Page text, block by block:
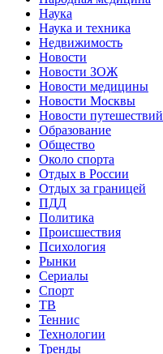
Наука
Наука и техника
Недвижимость
Новости
Новости ЗОЖ
Новости медицины
Новости Москвы
Новости путешествий
Образование
Общество
Около спорта
Отдых в России
Отдых за границей
ПДД
Политика
Происшествия
Психология
Рынки
Сериалы
Спорт
ТВ
Теннис
Технологии
Тренды